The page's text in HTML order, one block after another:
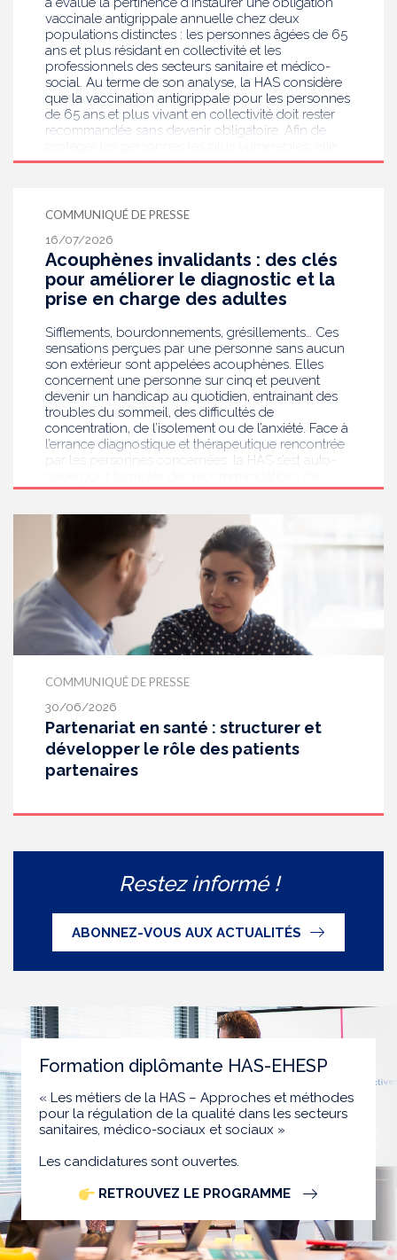
vaccinale antigrippale annuelle chez deux
populations distinctes : les personnes âgées de 65
ans et plus résidant en collectivité et les
professionnels des secteurs sanitaire et médico-
social. Au terme de son analyse, la HAS considère
que la vaccination antigrippale pour les personnes
de 65 ans et plus vivant en collectivité doit rester
recommandée sans devenir obligatoire. Afin de
recommande en revanche la mise en place d’une
pour les autres professionnels travaillant dans les
établissements de santé ou dans les
établissements médicaux sociaux hébergeant des
personnes âgées, en contact avec des personnes à
risque de grippe sévère, avec un déploiement
prioritaire en Ehpad et en USLD.
COMMUNIQUÉ DE PRESSE
16/07/2026
Acouphènes invalidants : des clés
pour améliorer le diagnostic et la
prise en charge des adultes
Sifflements, bourdonnements, grésillements… Ces
sensations perçues par une personne sans aucun
son extérieur sont appelées acouphènes. Elles
concernent une personne sur cinq et peuvent
devenir un handicap au quotidien, entrainant des
troubles du sommeil, des difficultés de
concentration, de l’isolement ou de l’anxiété. Face à
l’errance diagnostique et thérapeutique rencontrée
par les personnes concernées, la HAS s’est auto-
bonnes pratiques pour améliorer le diagnostic et
acouphènes chroniques invalidants . Elle publie
aujourd’hui ses travaux, destinés aux
professionnels de santé [1] impliqués dans le suivi
de ces patients.
COMMUNIQUÉ DE PRESSE
30/06/2026
Partenariat en santé : structurer et
développer le rôle des patients
partenaires
Restez informé !
ABONNEZ-VOUS AUX ACTUALITÉS
Formation diplômante HAS-EHESP
« Les métiers de la HAS – Approches et méthodes
pour la régulation de la qualité dans les secteurs
sanitaires, médico-sociaux et sociaux »
Les candidatures sont ouvertes.
RETROUVEZ LE PROGRAMME